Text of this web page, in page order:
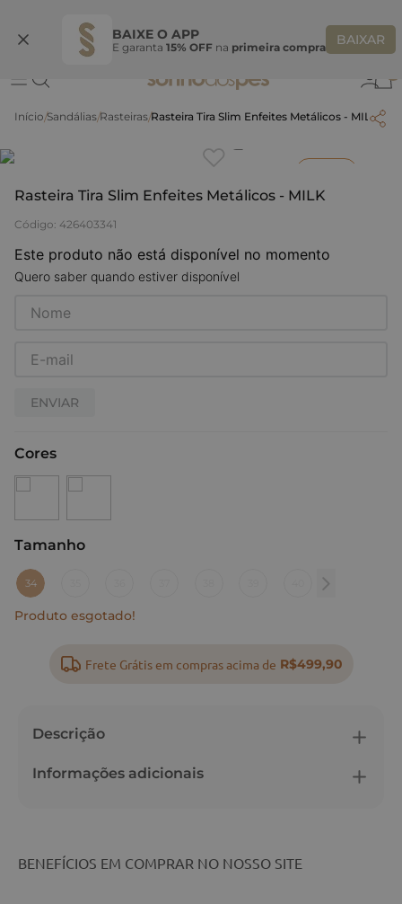
BAIXE O APP
E garanta 15% OFF na primeira compra BAIXAR
Ganhe 10% OFF na coleção utilizando o código do seu vendedor*
Sandálias Rasteiras Rasteira Tira Slim Enfeites Metálicos - MILK
Rasteira Tira Slim Enfeites Metálicos - MILK
Código: 426403341
Este produto não está disponível no momento
Quero saber quando estiver disponível
ENVIAR
Cores
Tamanho
: 34
34
Produto esgotado!
Frete Grátis em compras acima de R$499,90
Descrição
Informações adicionais
BENEFÍCIOS EM COMPRAR NO NOSSO SITE